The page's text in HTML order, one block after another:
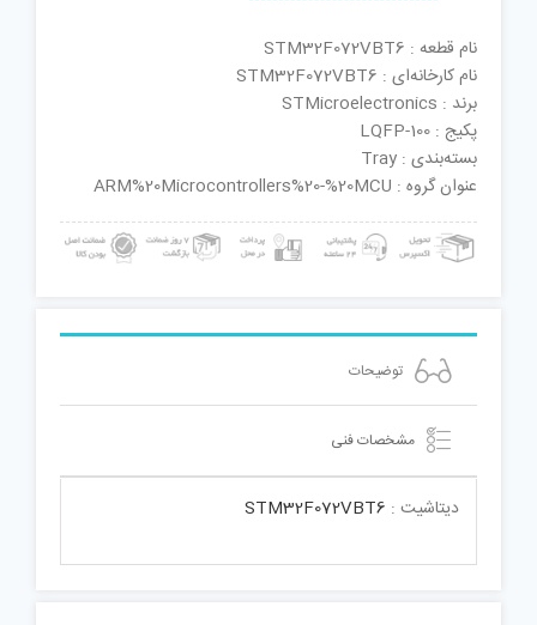
نام قطعه : STM32F072VBT6
نام کارخانه‌ای : STM32F072VBT6
برند : STMicroelectronics
پکیج : LQFP-100
بسته‌بندی : Tray
عنوان گروه : ARM%20Microcontrollers%20-%20MCU
توضیحات
مشخصات فنی
دیتاشیت : STM32F072VBT6